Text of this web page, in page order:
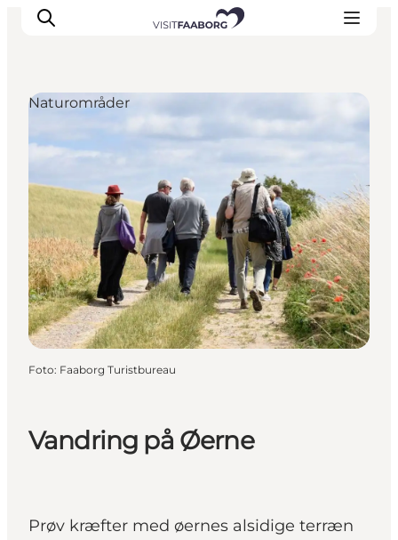
Overnatning
Oplevelser
Øhop
Outdoor
Det sker
Vandring på Øerne
Prøv kræfter med øernes alsidige terræn
Naturområder
Foto: Faaborg Turistbureau